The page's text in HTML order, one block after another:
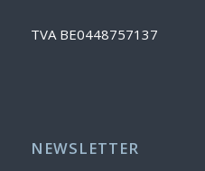
TVA BE0448757137
NEWSLETTER